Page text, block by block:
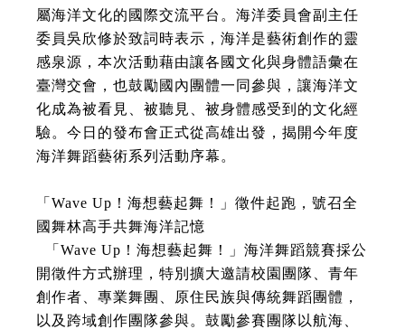
屬海洋文化的國際交流平台。海洋委員會副主任
委員吳欣修於致詞時表示，海洋是藝術創作的靈
感泉源，本次活動藉由讓各國文化與身體語彙在
臺灣交會，也鼓勵國內團體一同參與，讓海洋文
化成為被看見、被聽見、被身體感受到的文化經
驗。今日的發布會正式從高雄出發，揭開今年度
海洋舞蹈藝術系列活動序幕。
「Wave Up！海想藝起舞！」徵件起跑，號召全
國舞林高手共舞海洋記憶
「Wave Up！海想藝起舞！」海洋舞蹈競賽採公
開徵件方式辦理，特別擴大邀請校園團隊、青年
創作者、專業舞團、原住民族與傳統舞蹈團體，
以及跨域創作團隊參與。鼓勵參賽團隊以航海、